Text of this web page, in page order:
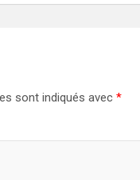
sont indiqués avec *